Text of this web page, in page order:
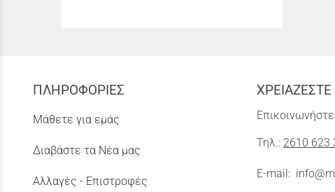
ΠΛΗΡΟΦΟΡΙΕΣ
Μάθετε για εμάς
Διαβάστε τα Νέα μας
Αλλαγές - Επιστροφές
Τηλ.: 2610 623
E-mail: